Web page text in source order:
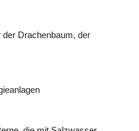
Drachenbaum, der